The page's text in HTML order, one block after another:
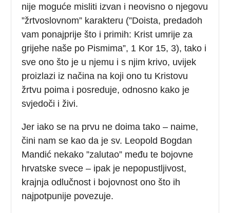
nije moguće misliti izvan i neovisno o njegovu
”žrtvoslovnom” karakteru (”Doista, predadoh
vam ponajprije što i primih: Krist umrije za
grijehe naše po Pismima”, 1 Kor 15, 3), tako i
sve ono što je u njemu i s njim krivo, uvijek
proizlazi iz načina na koji ono tu Kristovu
žrtvu poima i posreduje, odnosno kako je
svjedoči i živi.
Jer iako se na prvu ne doima tako – naime,
čini nam se kao da je sv. Leopold Bogdan
Mandić nekako ”zalutao” među te bojovne
hrvatske svece – ipak je nepopustljivost,
krajnja odlučnost i bojovnost ono što ih
najpotpunije povezuje.